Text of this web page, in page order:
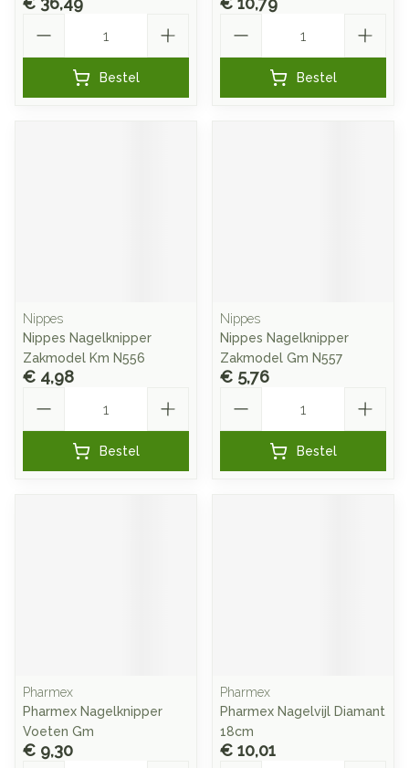
Bestel Bestel
Nippes
Nippes Nagelknipper
Zakmodel Km N556
€ 4,98
Bestel
Nippes
Nippes Nagelknipper
Zakmodel Gm N557
€ 5,76
Bestel
Pharmex
Pharmex Nagelknipper
Voeten Gm
€ 9,30
Pharmex
Pharmex Nagelvijl Diamant
18cm
€ 10,01